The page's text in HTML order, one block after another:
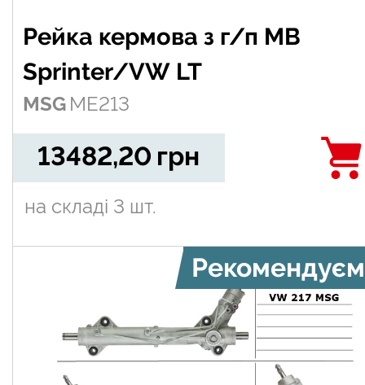
Рейка кермова з г/п MB
Sprinter/VW LT
MSG ME213
13482,20 грн
на складі 3 шт.